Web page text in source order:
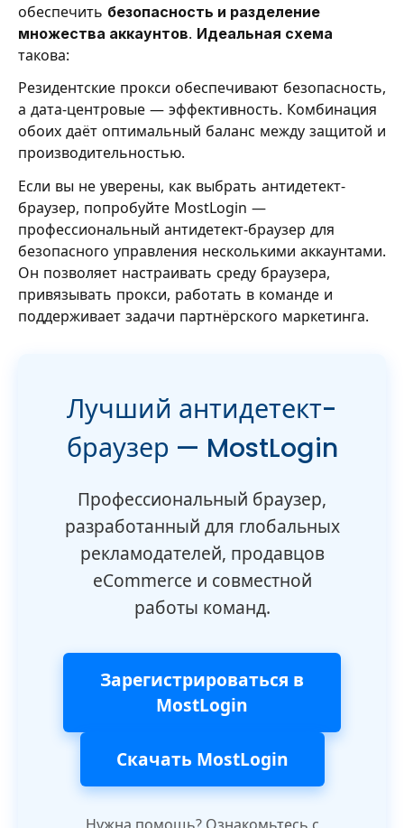
обеспечить безопасность и разделение
множества аккаунтов. Идеальная схема
такова:
Резидентские прокси обеспечивают безопасность,
а дата-центровые — эффективность. Комбинация
обоих даёт оптимальный баланс между защитой и
производительностью.
Если вы не уверены, как выбрать антидетект-
браузер, попробуйте MostLogin —
профессиональный антидетект-браузер для
безопасного управления несколькими аккаунтами.
Он позволяет настраивать среду браузера,
привязывать прокси, работать в команде и
поддерживает задачи партнёрского маркетинга.
Лучший антидетект-
браузер — MostLogin
Профессиональный браузер,
разработанный для глобальных
рекламодателей, продавцов
eCommerce и совместной
работы команд.
Зарегистрироваться в
MostLogin
Скачать MostLogin